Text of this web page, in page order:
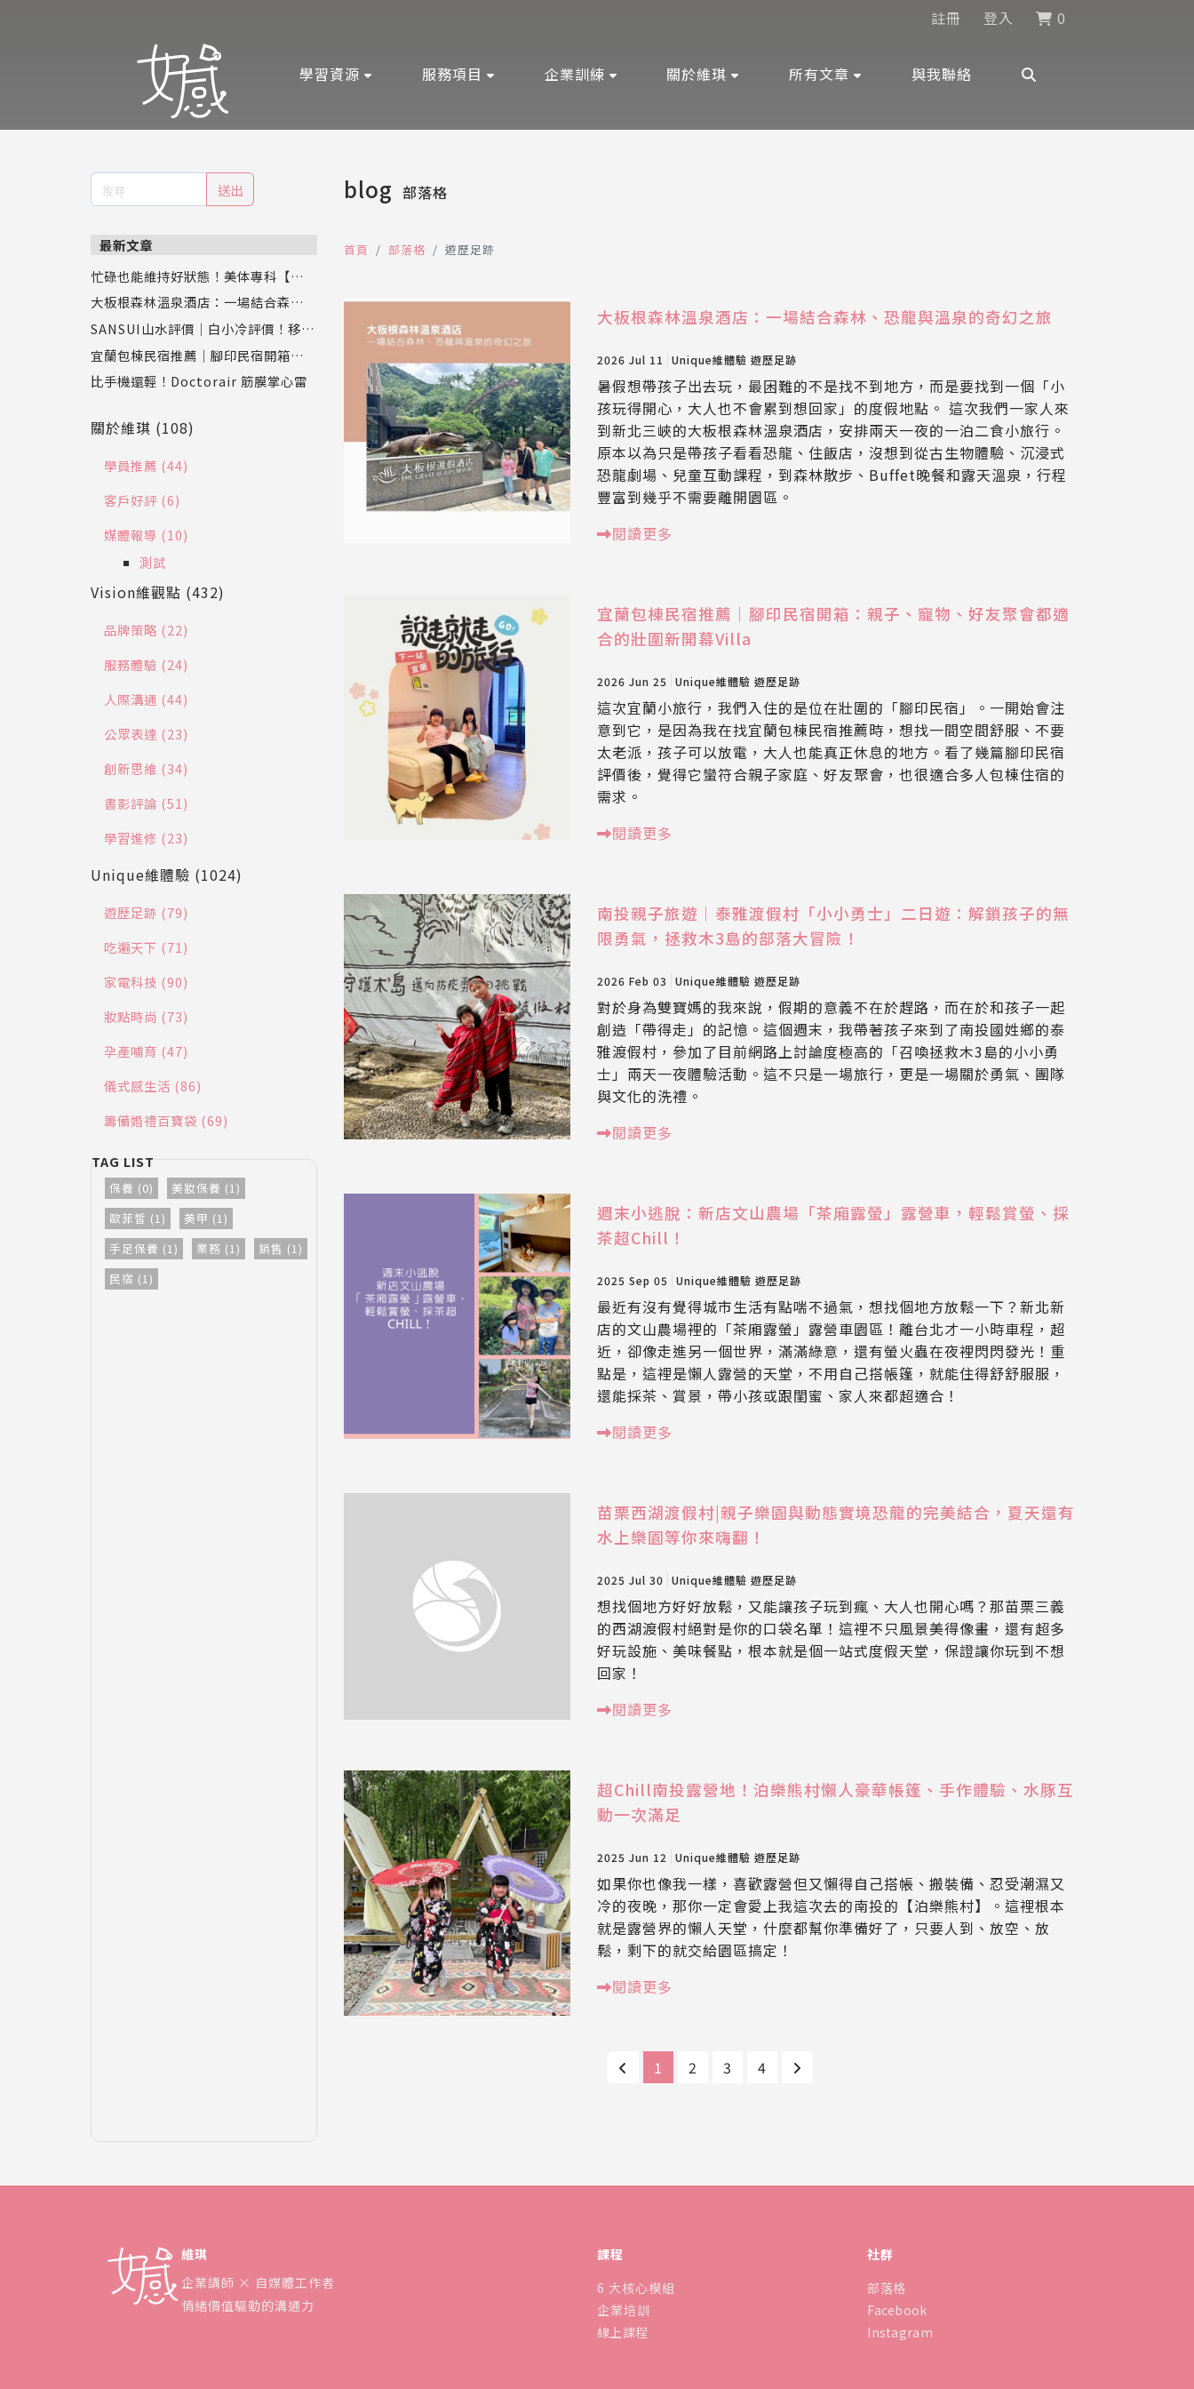
註冊 登入 0
學習資源 服務項目 企業訓練 關於維琪 所有文章 與我聯絡
送出
最新文章
忙碌也能維持好狀態！美体專科【超眠
錠】評價：幫助入睡同時促進新陳代
謝，專業營養師推薦
大板根森林溫泉酒店：一場結合森林、
恐龍與溫泉的奇幻之旅
SANSUI山水評價｜白小冷評價！移動
式水冷扇實測，靜涼潤風循環水冷扇S
C-F9讓夏天舒服又省電
宜蘭包棟民宿推薦｜腳印民宿開箱：親
子、寵物、好友聚會都適合的壯圍新開
幕Villa
比手機還輕！Doctorair 筋膜掌心雷
關於維琪 (108)
學員推薦 (44)
客戶好評 (6)
媒體報導 (10)
測試
Vision維觀點 (432)
品牌策略 (22)
服務體驗 (24)
人際溝通 (44)
公眾表達 (23)
創新思維 (34)
書影評論 (51)
學習進修 (23)
Unique維體驗 (1024)
遊歷足跡 (79)
吃遍天下 (71)
家電科技 (90)
妝點時尚 (73)
孕產哺育 (47)
儀式感生活 (86)
籌備婚禮百寶袋 (69)
保養 (0)
美妝保養 (1)
歐菲皙 (1)
美甲 (1)
手足保養 (1)
業務 (1)
銷售 (1)
民宿 (1)
blog 部落格
首頁 部落格 遊歷足跡
大板根森林溫泉酒店：一場結合森林、恐龍與溫泉的奇幻之旅
2026 Jul 11 Unique維體驗 遊歷足跡
暑假想帶孩子出去玩，最困難的不是找不到地方，而是要找到一個「小
孩玩得開心，大人也不會累到想回家」的度假地點。 這次我們一家人來
到新北三峽的大板根森林溫泉酒店，安排兩天一夜的一泊二食小旅行。
原本以為只是帶孩子看看恐龍、住飯店，沒想到從古生物體驗、沉浸式
恐龍劇場、兒童互動課程，到森林散步、Buffet晚餐和露天溫泉，行程
豐富到幾乎不需要離開園區。
閱讀更多
宜蘭包棟民宿推薦｜腳印民宿開箱：親子、寵物、好友聚會都適
合的壯圍新開幕Villa
2026 Jun 25 Unique維體驗 遊歷足跡
這次宜蘭小旅行，我們入住的是位在壯圍的「腳印民宿」。一開始會注
意到它，是因為我在找宜蘭包棟民宿推薦時，想找一間空間舒服、不要
太老派，孩子可以放電，大人也能真正休息的地方。看了幾篇腳印民宿
評價後，覺得它蠻符合親子家庭、好友聚會，也很適合多人包棟住宿的
需求。
閱讀更多
南投親子旅遊｜泰雅渡假村「小小勇士」二日遊：解鎖孩子的無
限勇氣，拯救木3島的部落大冒險！
2026 Feb 03 Unique維體驗 遊歷足跡
對於身為雙寶媽的我來說，假期的意義不在於趕路，而在於和孩子一起
創造「帶得走」的記憶。這個週末，我帶著孩子來到了南投國姓鄉的泰
雅渡假村，參加了目前網路上討論度極高的「召喚拯救木3島的小小勇
士」兩天一夜體驗活動。這不只是一場旅行，更是一場關於勇氣、團隊
與文化的洗禮。
閱讀更多
週末小逃脫：新店文山農場「茶廂露螢」露營車，輕鬆賞螢、採
茶超Chill！
2025 Sep 05 Unique維體驗 遊歷足跡
最近有沒有覺得城市生活有點喘不過氣，想找個地方放鬆一下？新北新
店的文山農場裡的「茶廂露螢」露營車園區！離台北才一小時車程，超
近，卻像走進另一個世界，滿滿綠意，還有螢火蟲在夜裡閃閃發光！重
點是，這裡是懶人露營的天堂，不用自己搭帳篷，就能住得舒舒服服，
還能採茶、賞景，帶小孩或跟閨蜜、家人來都超適合！
閱讀更多
苗栗西湖渡假村|親子樂園與動態實境恐龍的完美結合，夏天還有
水上樂園等你來嗨翻！
2025 Jul 30 Unique維體驗 遊歷足跡
想找個地方好好放鬆，又能讓孩子玩到瘋、大人也開心嗎？那苗栗三義
的西湖渡假村絕對是你的口袋名單！這裡不只風景美得像畫，還有超多
好玩設施、美味餐點，根本就是個一站式度假天堂，保證讓你玩到不想
回家！
閱讀更多
超Chill南投露營地！泊樂熊村懶人豪華帳篷、手作體驗、水豚互
動一次滿足
2025 Jun 12 Unique維體驗 遊歷足跡
如果你也像我一樣，喜歡露營但又懶得自己搭帳、搬裝備、忍受潮濕又
冷的夜晚，那你一定會愛上我這次去的南投的【泊樂熊村】。這裡根本
就是露營界的懶人天堂，什麼都幫你準備好了，只要人到、放空、放
鬆，剩下的就交給園區搞定！
閱讀更多
1 2 3 4
維琪
企業講師 × 自媒體工作者
情緒價值驅動的溝通力
課程
6 大核心模組
企業培訓
線上課程
社群
部落格
Facebook
Instagram